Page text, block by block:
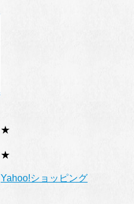
★
★
Yahoo!ショッピング